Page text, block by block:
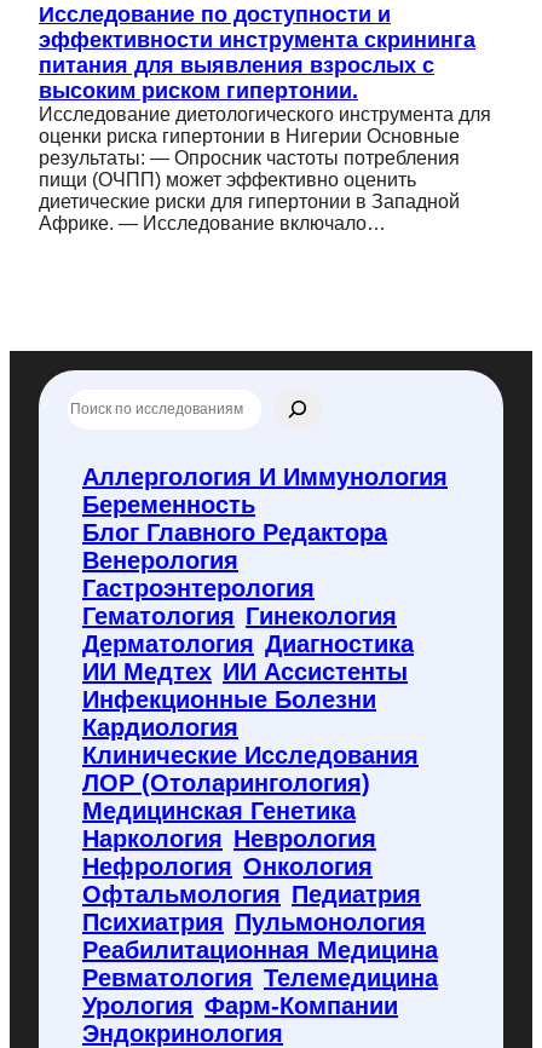
Исследование по доступности и
эффективности инструмента скрининга
питания для выявления взрослых с
высоким риском гипертонии.
Исследование диетологического инструмента для
оценки риска гипертонии в Нигерии Основные
результаты: — Опросник частоты потребления
пищи (ОЧПП) может эффективно оценить
диетические риски для гипертонии в Западной
Африке. — Исследование включало…
П
о
Аллергология И Иммунология
Беременность
Блог Главного Редактора
Венерология
Гастроэнтерология
Гематология Гинекология
Дерматология Диагностика
ИИ Медтех ИИ Ассистенты
Инфекционные Болезни
Кардиология
Клинические Исследования
ЛОР (отоларингология)
Медицинская Генетика
Наркология Неврология
Нефрология Онкология
Офтальмология Педиатрия
Психиатрия Пульмонология
Реабилитационная Медицина
Ревматология Телемедицина
Урология Фарм-Компании
Эндокринология